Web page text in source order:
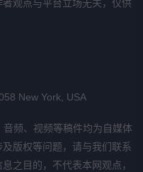
观点与平台立场无关，仅供
New York, USA
频、视频等稿件均为自媒体
版权等问题，请与我们联系
之目的，不代表本网观点，